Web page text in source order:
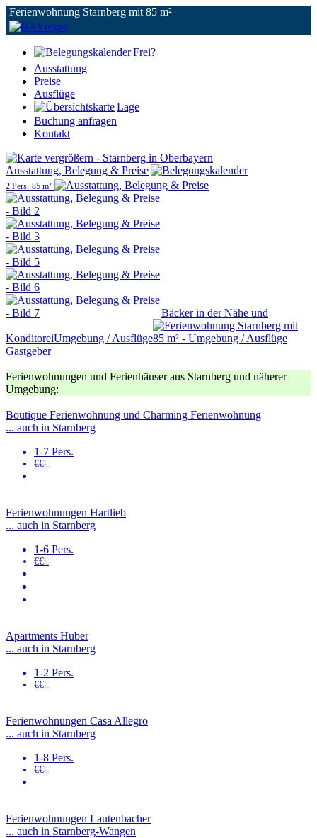
Ferienwohnung Starnberg mit 85 m²
Frei?
Ausstattung
Preise
Ausflüge
Lage
Buchung anfragen
Kontakt
Ausstattung, Belegung & Preise
2 Pers. 85 m²
Bäcker in der Nähe und
KonditoreiUmgebung / Ausflüge
Gastgeber
Ferienwohnungen und Ferienhäuser aus Starnberg und näherer
Umgebung:
Boutique Ferienwohnung und Charming Ferienwohnung
... auch in Starnberg
1-7 Pers.
€€€
Ferienwohnungen Hartlieb
... auch in Starnberg
1-6 Pers.
€€€
Apartments Huber
... auch in Starnberg
1-2 Pers.
€€€
Ferienwohnungen Casa Allegro
... auch in Starnberg
1-8 Pers.
€€€
Ferienwohnungen Lautenbacher
... auch in Starnberg-Wangen